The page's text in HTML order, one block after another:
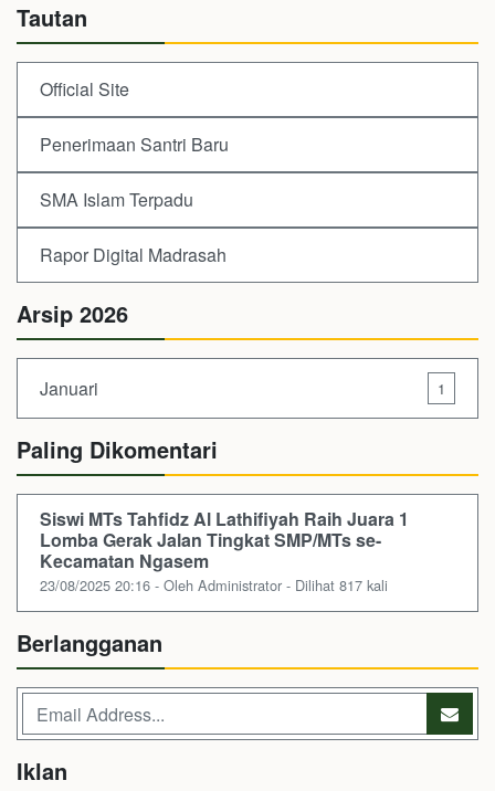
Tautan
Official Site
Penerimaan Santri Baru
SMA Islam Terpadu
Rapor Digital Madrasah
Arsip 2026
Januari 1
Paling Dikomentari
Siswi MTs Tahfidz Al Lathifiyah Raih Juara 1
Lomba Gerak Jalan Tingkat SMP/MTs se-
Kecamatan Ngasem
23/08/2025 20:16 - Oleh Administrator - Dilihat 817 kali
Berlangganan
Iklan